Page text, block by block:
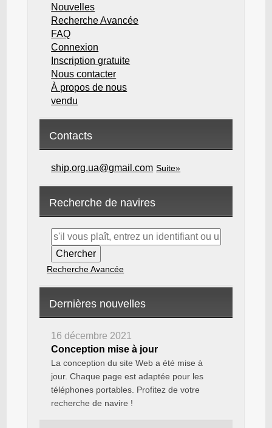
Nouvelles
Recherche Avancée
FAQ
Connexion
Inscription gratuite
Nous contacter
À propos de nous
vendu
Contacts
ship.org.ua@gmail.com Suite»
Recherche de navires
Recherche Avancée
Dernières nouvelles
16 décembre 2021
Conception mise à jour
La conception du site Web a été mise à
jour. Chaque page est adaptée pour les
téléphones portables. Profitez de votre
recherche de navire !